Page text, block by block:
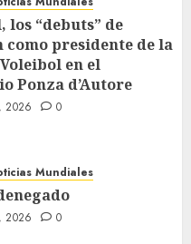
0
de Durigon
de la Liga de
escenario Ponza
0
los “debuts” de
como presidente de la
en el
Ponza d’Autore
2026 0
Mundiales
2026 0